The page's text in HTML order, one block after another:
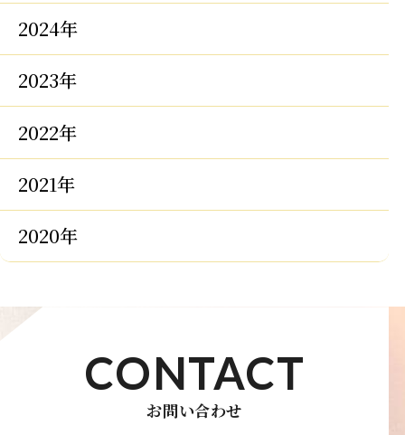
2024年
2023年
2022年
2021年
2020年
CONTACT
お問い合わせ